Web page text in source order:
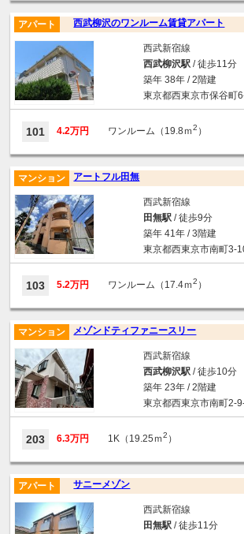
西武柳沢のワンルーム賃貸アパート
アパート
西武新宿線
西武柳沢駅/ 徒歩11分
築年 38年 / 2階建
東京都西東京市保谷町
101 4.2万円 ワンルーム（19.8ｍ2 ）
アートフル田無
マンション
西武新宿線
田無駅/ 徒歩9分
築年 41年 / 3階建
東京都西東京市南町3-
103 5.2万円 ワンルーム（17.4ｍ2 ）
メゾンドティファニースリー
マンション
西武新宿線
西武柳沢駅/ 徒歩10分
築年 23年 / 2階建
東京都西東京市南町2-
203 6.3万円 1K（19.25ｍ2 ）
サニーメゾン
アパート
西武新宿線
田無駅/ 徒歩11分